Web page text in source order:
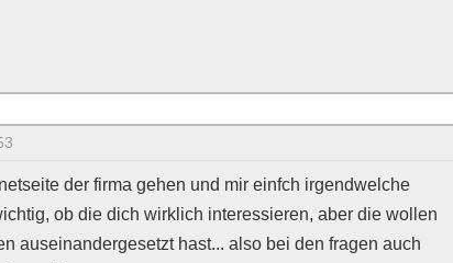
der firma gehen und mir einfch irgendwelche
ob die dich wirklich interessieren, aber die wollen
auseinandergesetzt hast... also bei den fragen auch